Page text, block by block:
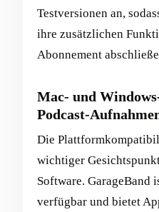
Testversionen an,
ihre zusätzlichen
Abonnement
Mac- und
Podcast-
Die
wichtiger
Software.
verfügbar und bietet